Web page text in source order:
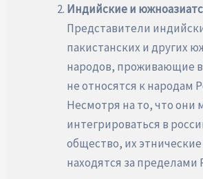
Индийские и
Представители
пакистанских и других
народов, проживающие
не относятся к народам
Несмотря на то, что они
интегрироваться в
общество, их
находятся за пределами